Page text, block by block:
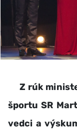
Z rúk
športu SR
vedci a